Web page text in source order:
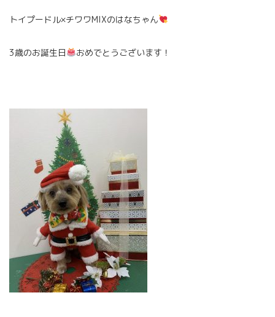
トイプードル×チワワMIXのはなちゃん
3歳のお誕生日 おめでとうございます！